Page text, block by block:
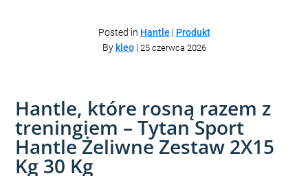
Posted in Hantle | Produkt
By kleo| 25 czerwca 2026
Hantle, które rosną razem z
treningiem – Tytan Sport
Hantle Żeliwne Zestaw 2X15
Kg 30 Kg